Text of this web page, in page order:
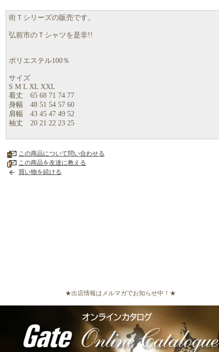
街Ｔシリーズの販売です。
弘前市のＴシャツを是非!!
ポリエステル100％
サイズ
S M L XL XXL
着丈 65 68 71 74 77
身幅 48 51 54 57 60
肩幅 43 45 47 49 52
袖丈 20 21 22 23 25
この商品について問い合わせる
この商品を友達に教える
買い物を続ける
★出店情報はメルマガでお知らせ中！★